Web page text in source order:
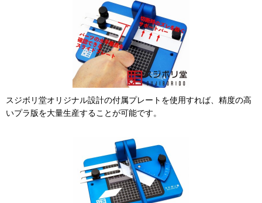
スジボリ堂オリジナル設計の付属プレートを使用すれば、精度の高
いプラ版を大量生産することが可能です。